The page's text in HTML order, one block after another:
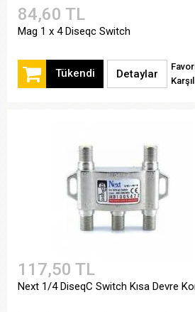
84,60 TL
Mag 1 x 4 Diseqc Switch
Tükendi Detaylar
117,50 TL
Next 1/4 DiseqC Switch Kısa Devre